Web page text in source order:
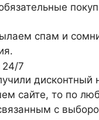
спам и
7
дисконтный
сайте, то по
с